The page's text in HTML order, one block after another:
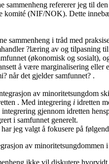
sammenheng refererer jeg til
komité (NIF/NOK). Dette
sammenheng i tråd med
?læring av og tilpasning
(økonomisk og sosialt),
å være marginalisering eller
når det gjelder samfunnet? .
av minoritetsungdom
. Med integrering i idretten
gjennom idretten
i samfunnet generelt.
jeg valgt å fokusere på
av minoritetsungdommen
ikke vil diskutere